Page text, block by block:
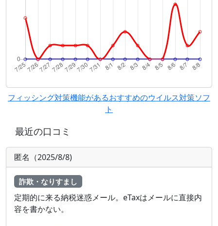
フィッシング対策機能があるおすすめのウイルス対策ソフ
ト
最近の口コミ
匿名（2025/8/8)
詐欺・なりすまし
定期的に来る納税迷惑メール。eTaxはメールに直接内
容を書かない。